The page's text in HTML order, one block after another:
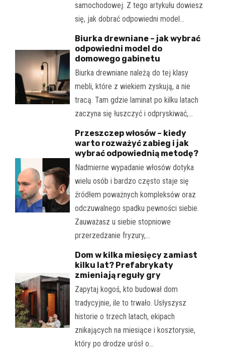
samochodowej. Z tego artykułu dowiesz
się, jak dobrać odpowiedni model…
Biurka drewniane – jak wybrać
odpowiedni model do
domowego gabinetu
Biurka drewniane należą do tej klasy
mebli, które z wiekiem zyskują, a nie
tracą. Tam gdzie laminat po kilku latach
zaczyna się łuszczyć i odpryskiwać,…
Przeszczep włosów – kiedy
warto rozważyć zabieg i jak
wybrać odpowiednią metodę?
Nadmierne wypadanie włosów dotyka
wielu osób i bardzo często staje się
źródłem poważnych kompleksów oraz
odczuwalnego spadku pewności siebie.
Zauważasz u siebie stopniowe
przerzedzanie fryzury,…
Dom w kilka miesięcy zamiast
kilku lat? Prefabrykaty
zmieniają reguły gry
Zapytaj kogoś, kto budował dom
tradycyjnie, ile to trwało. Usłyszysz
historie o trzech latach, ekipach
znikających na miesiące i kosztorysie,
który po drodze urósł o…